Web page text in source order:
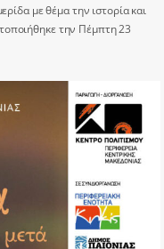
με θέμα την ιστορία και
την Πέμπτη 23